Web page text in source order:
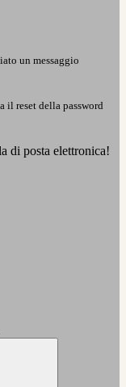
un messaggio
il reset della password
di posta elettronica!